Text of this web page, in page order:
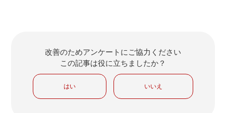
改善のためアンケートにご協力ください
この記事は役に立ちましたか？
はい いいえ